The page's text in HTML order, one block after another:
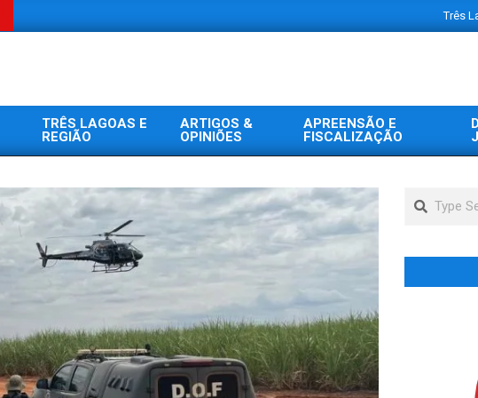
Três
TRÊS LAGOAS E
REGIÃO
ARTIGOS &
OPINIÕES
APREENSÃO E
FISCALIZAÇÃO
Search